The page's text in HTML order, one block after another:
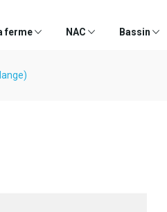
ferme NAC Bassin